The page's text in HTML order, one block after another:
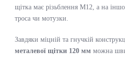
щітка має різьблення М12, а на
троса чи мотузки.
Завдяки міцній та гнучкій
металевої щітки 120 мм можна